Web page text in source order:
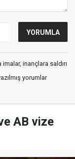
inançlara saldırı
yorumlar
AB vize